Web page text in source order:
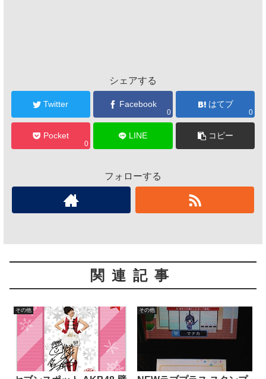
シェアする
Twitter Facebook
0
はてブ
0
Pocket
0
LINE コピー
フォローする
関連記事
その他 その他